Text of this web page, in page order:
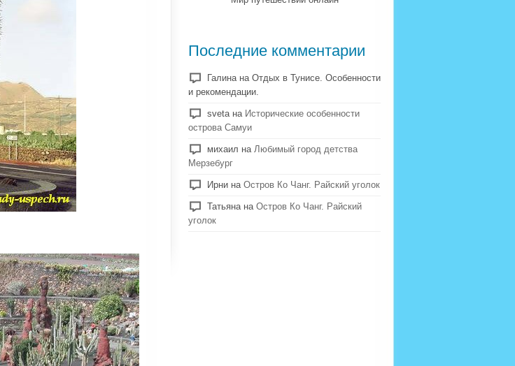
Последние комментарии
Галина на Отдых в Тунисе. Особенности
и рекомендации.
sveta на Исторические особенности
острова Самуи
михаил на Любимый город детства
Мерзебург
Ирни на Остров Ко Чанг. Райский уголок
Татьяна на Остров Ко Чанг. Райский
уголок